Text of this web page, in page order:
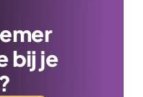
bij je